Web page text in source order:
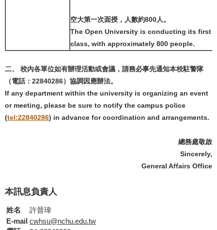
空大第一次面授，人數約800人。
The Open University is conducting its first
class, with approximately 800 people.
二、 校內各單位如有辦理活動或會議，請務必事先通知本校駐警隊
（電話：22840286）協調因應辦法。
If any department within the university is organizing an event
or meeting, please be sure to notify the campus police
(tel:22840286) in advance for coordination and arrangements.
總務處敬啟
Sincerely,
General Affairs Office
本訊息負責人
姓名
許晉瑋
E-mail cwhsu@nchu.edu.tw